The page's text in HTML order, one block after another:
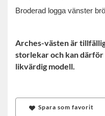
Broderad logga vänster
Arches-västen är
storlekar och kan därför
likvärdig modell.
Spara som favorit